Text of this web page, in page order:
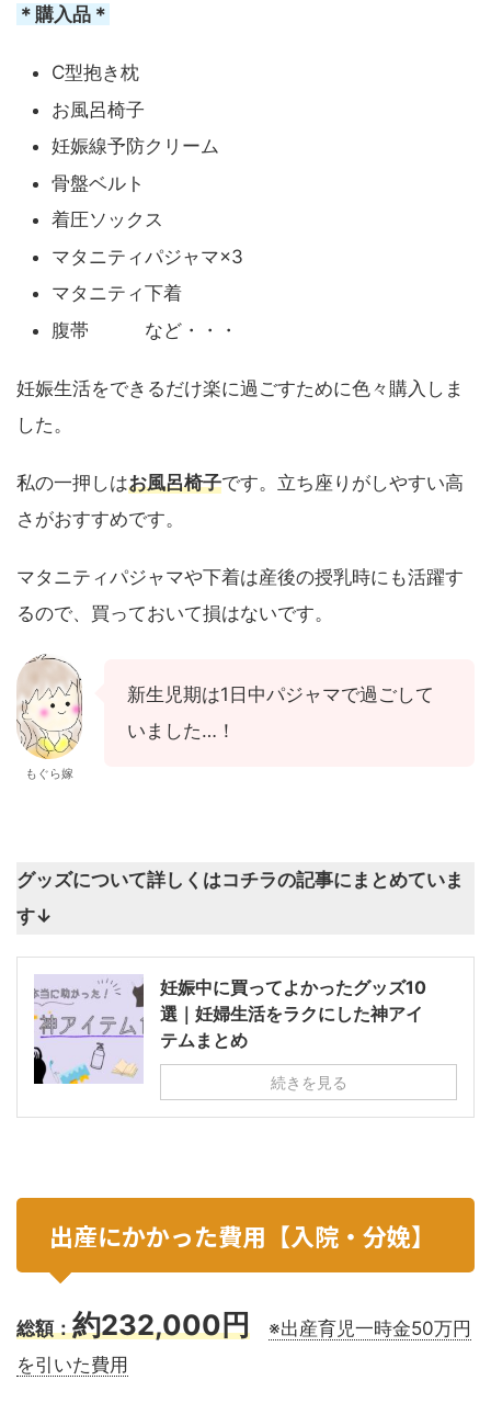
＊購入品＊
C型抱き枕
お風呂椅子
妊娠線予防クリーム
骨盤ベルト
着圧ソックス
マタニティパジャマ×3
マタニティ下着
腹帯 など・・・
妊娠生活をできるだけ楽に過ごすために色々購入しま
した。
私の一押しはお風呂椅子です。立ち座りがしやすい高
さがおすすめです。
マタニティパジャマや下着は産後の授乳時にも活躍す
るので、買っておいて損はないです。
もぐら嫁
新生児期は1日中パジャマで過ごして
いました…！
グッズについて詳しくはコチラの記事にまとめていま
す↓
妊娠中に買ってよかったグッズ10
選｜妊婦生活をラクにした神アイ
テムまとめ
続きを見る
出産にかかった費用【入院・分娩】
総額：約232,000円
※出産育児一時金50万円
を引いた費用